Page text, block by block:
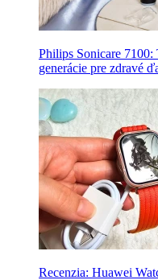
Philips Sonicare
generácie pre zdravé
Recenzia: Huawei